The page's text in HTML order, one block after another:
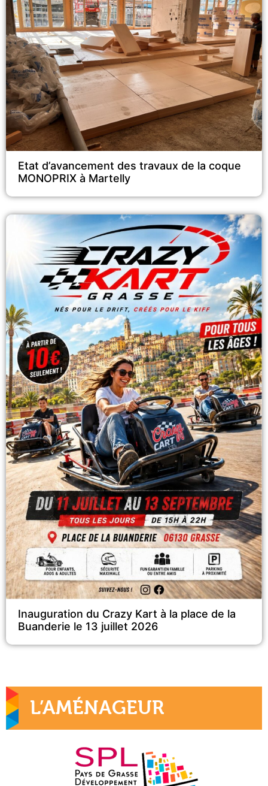
Etat d’avancement des travaux de la coque
MONOPRIX à Martelly
Inauguration du Crazy Kart à la place de la
Buanderie le 13 juillet 2026
L’AMÉNAGEUR